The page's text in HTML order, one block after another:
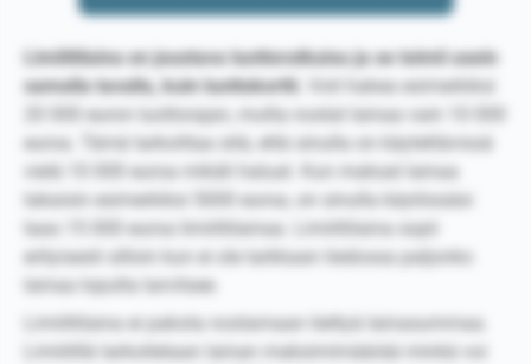
Limiittilaina on joustava luottoratkaisu ja se toimii usein
samalla tavalla, kuin luottokortti.
Voit hakea esimerkiksi
20 000 euron luottorajan, mutta nostat lainaa vain 10 000
euroa. Tämä tarkoittaa sitä, että sinulla on käytettävissä
vielä 10 000 euroa mikäli haluat. Kun maksat lainaa
takaisin esimerkiksi 5000 euroa, on sinulla käytössäsi
taas 15 000 euroa limiittilainaa. Limiittilaina sopii
erityisesti silloin kun ei ole tarkkaan tiedossa paljonko
lainaa lopulta tarvitsee.
Limiittilaina ei pakota nostamaan tiettyä lainasummaa.
Limiitillä tarkoitetaan lainan maksimimäärää minkä voi